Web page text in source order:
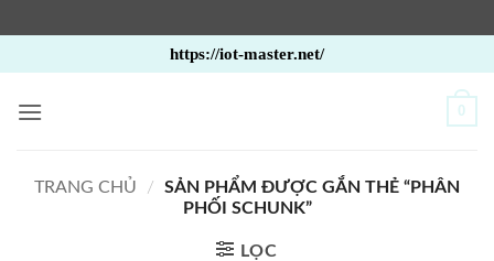
qua
nội
https://iot-master.net/
0
TRANG CHỦ /
SẢN PHẨM ĐƯỢC GẮN THẺ “PHÂN
PHỐI SCHUNK”
LỌC